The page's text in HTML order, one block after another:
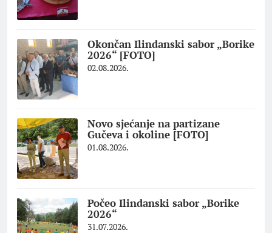
Okončan Ilindanski sabor „Borike
2026“ [FOTO]
02.08.2026.
Novo sjećanje na partizane
Gučeva i okoline [FOTO]
01.08.2026.
Počeo Ilindanski sabor „Borike
2026“
31.07.2026.